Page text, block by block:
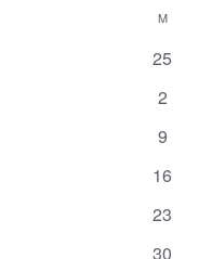
Veranstaltungen
MMONTAG
0
25
0
2
0
9
0
16
0
23
0
30